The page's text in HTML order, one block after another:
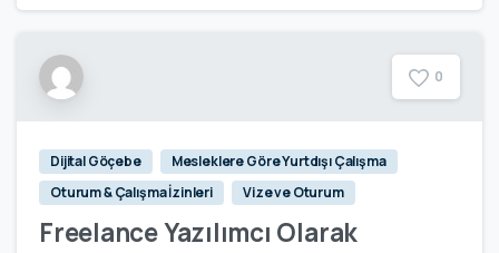
0
Dijital Göçebe
Mesleklere Göre Yurtdışı Çalışma
Oturum & Çalışma İzinleri
Vize ve Oturum
Freelance Yazılımcı Olarak